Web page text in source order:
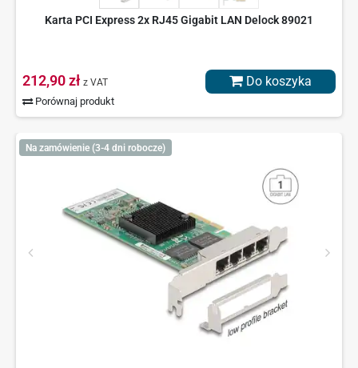
Karta PCI Express 2x RJ45 Gigabit LAN Delock 89021
212,90 zł z VAT
Porównaj produkt
Do koszyka
Na zamówienie (3-4 dni robocze)